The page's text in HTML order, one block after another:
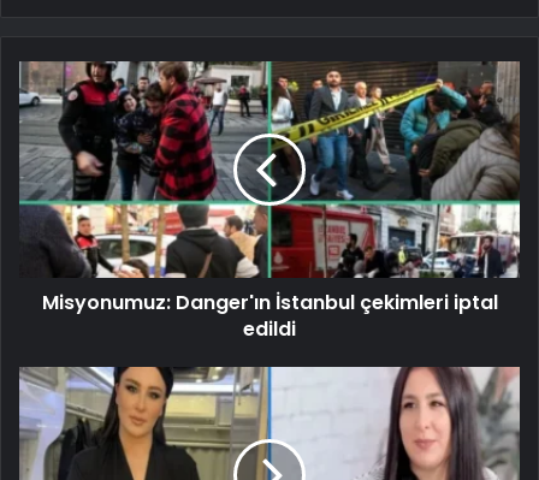
Misyonumuz: Danger'ın İstanbul çekimleri iptal
edildi